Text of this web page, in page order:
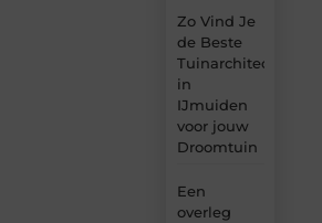
Zo Vind Je
de Beste
Tuinarchitect
in
IJmuiden
voor jouw
Droomtuin
Een
overleg